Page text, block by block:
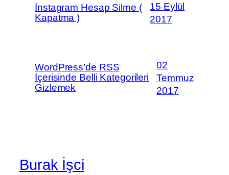
İnstagram Hesap Silme (
Kapatma )
15 Eylül
2017
WordPress’de RSS
İçerisinde Belli Kategorileri
Gizlemek
02
Temmuz
2017
Burak İşci